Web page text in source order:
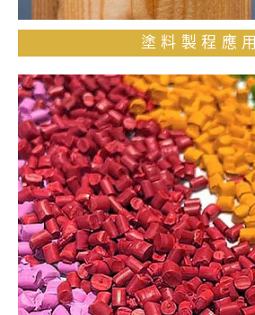
塗料製程應用